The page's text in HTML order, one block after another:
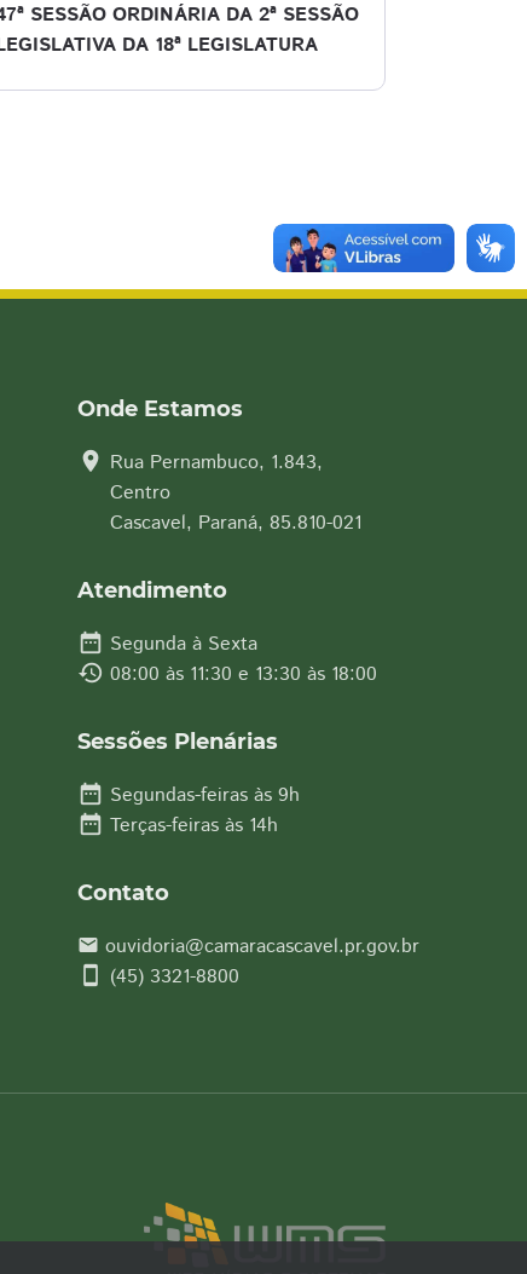
SESSÃO ORDINÁRIA DA 2ª SESSÃO
DA 18ª LEGISLATURA
Onde Estamos
location_on Rua Pernambuco, 1.843,
Centro
Cascavel, Paraná, 85.810-021
Atendimento
date_range Segunda à Sexta
history 08:00 às 11:30 e 13:30 às 18:00
Sessões Plenárias
date_range Segundas-feiras às 9h
date_range Terças-feiras às 14h
Contato
email ouvidoria@camaracascavel.pr.gov.br
smartphone (45) 3321-8800